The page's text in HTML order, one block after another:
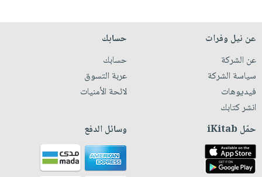
عن نيل وفرات
عن الشركة
سياسة الشركة
فيديوهات
انشر كتابك
حسابك
حسابك
عربة التسوق
لائحة الأمنيات
حمّل iKitab وسائل الدفع